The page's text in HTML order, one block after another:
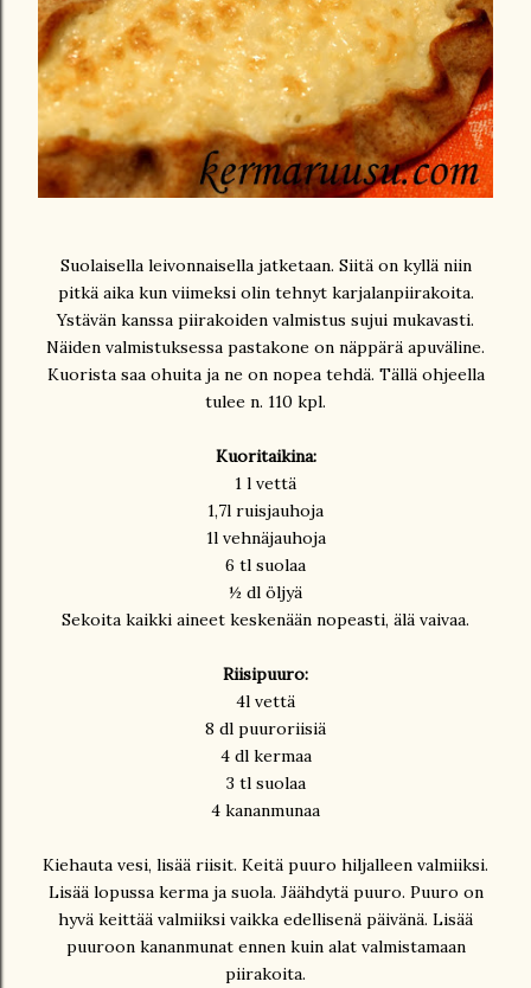
Suolaisella leivonnaisella jatketaan. Siitä on kyllä niin
pitkä aika kun viimeksi olin tehnyt karjalanpiirakoita.
Ystävän kanssa piirakoiden valmistus sujui mukavasti.
Näiden valmistuksessa pastakone on näppärä apuväline.
Kuorista saa ohuita ja ne on nopea tehdä. Tällä ohjeella
tulee n. 110 kpl.
Kuoritaikina:
1 l vettä
1,7l ruisjauhoja
1l vehnäjauhoja
6 tl suolaa
½ dl öljyä
Sekoita kaikki aineet keskenään nopeasti, älä vaivaa.
Riisipuuro:
4l vettä
8 dl puuroriisiä
4 dl kermaa
3 tl suolaa
4 kananmunaa
Kiehauta vesi, lisää riisit. Keitä puuro hiljalleen valmiiksi.
Lisää lopussa kerma ja suola. Jäähdytä puuro. Puuro on
hyvä keittää valmiiksi vaikka edellisenä päivänä. Lisää
puuroon kananmunat ennen kuin alat valmistamaan
piirakoita.